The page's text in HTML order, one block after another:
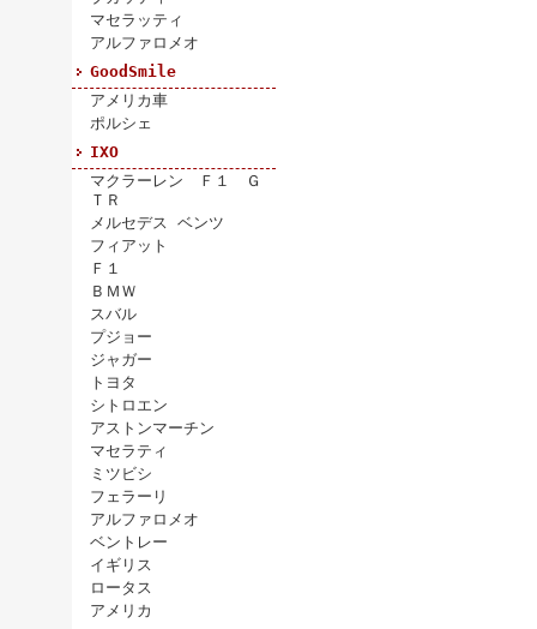
マセラッティ
アルファロメオ
GoodSmile
アメリカ車
ポルシェ
IXO
マクラーレン Ｆ１ Ｇ
ＴＲ
メルセデス ベンツ
フィアット
Ｆ１
ＢＭＷ
スバル
プジョー
ジャガー
トヨタ
シトロエン
アストンマーチン
マセラティ
ミツビシ
フェラーリ
アルファロメオ
ベントレー
イギリス
ロータス
アメリカ